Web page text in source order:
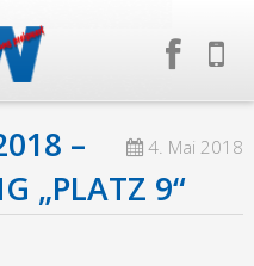
4. Mai 2018
–
„PLATZ 9“